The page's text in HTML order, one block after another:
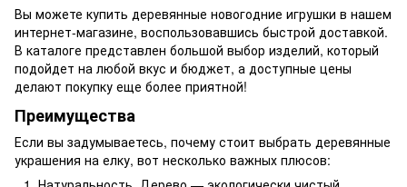
Вы можете купить деревянные новогодние игрушки в нашем
интернет-магазине, воспользовавшись быстрой доставкой.
В каталоге представлен большой выбор изделий, который
подойдет на любой вкус и бюджет, а доступные цены
делают покупку еще более приятной!
Преимущества
Если вы задумываетесь, почему стоит выбрать деревянные
украшения на елку, вот несколько важных плюсов: